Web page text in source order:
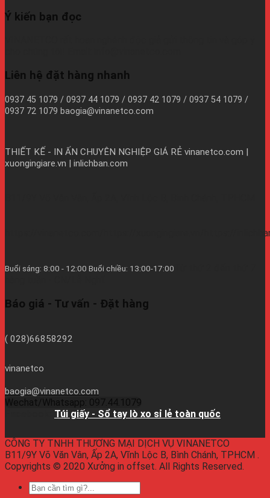
Ý kiến bạn đọc
Liên hệ đặt hàng nhanh
0937 45 1079 / 0937 44 1079 / 0937 42 1079 / 0937 54 1079 /
0937 72 1079 baogia@vinanetco.com
THIẾT KẾ - IN ẤN CHUYÊN NGHIỆP GIÁ RẺ vinanetco.com |
xuongingiare.vn | inlichban.com
https://vinanetco.com/https://xuongingiare.vn/https://
Buổi sáng: 8:00 - 12:00 Buổi chiều: 13:00-17:00
Báo giá - Tư vấn - Đặt hàng
( 028)66858292
vinanetco
baogia@vinanetco.com
Wechat/Whatsapp: 097.44.1079
Túi giấy - Sổ tay lò xo sỉ lẻ toàn quốc
CÔNG TY TNHH THƯƠNG MẠI DỊCH VỤ VINANETCO
B11/9Y Võ Văn Vân, Ấp 2A, Vĩnh Lộc B, Bình Chánh, TPHCM .
Copyrights © 2020 Xưởng in offset. All Rights Reserved.